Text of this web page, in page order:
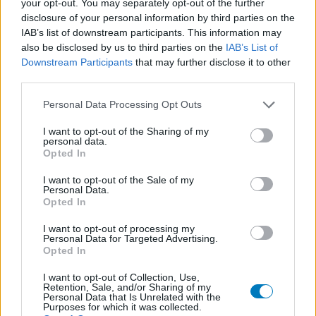
your opt-out. You may separately opt-out of the further
disclosure of your personal information by third parties on the
IAB’s list of downstream participants. This information may
also be disclosed by us to third parties on the IAB’s List of
Downstream Participants that may further disclose it to other
Personal Data Processing Opt Outs
I want to opt-out of the Sharing of my
personal data.
Opted In
I want to opt-out of the Sale of my
Personal Data.
Opted In
I want to opt-out of processing my
Personal Data for Targeted Advertising.
Opted In
I want to opt-out of Collection, Use,
Retention, Sale, and/or Sharing of my
Personal Data that Is Unrelated with the
Purposes for which it was collected.
Volg ons op...
MedicatieCombinatieCheck